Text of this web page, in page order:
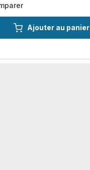
Renew,
Sèche-
cheveux,
Ajouter au panier